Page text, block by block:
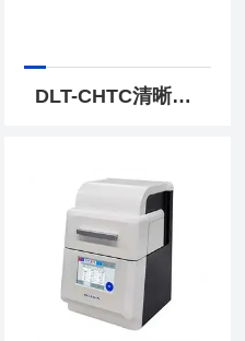
DLT-CHTC清晰度雾影仪